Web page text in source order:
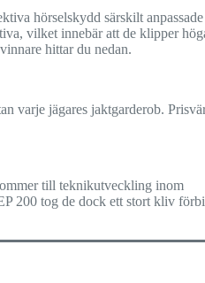
hörselskydd särskilt
vilket innebär att de klipper
hittar du nedan.
varje jägares jaktgarderob.
till teknikutveckling inom
200 tog de dock ett stort kliv